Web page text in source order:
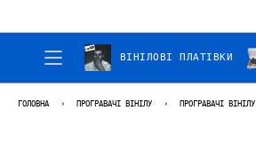
ВІНІЛОВІ ПЛАТІВКИ
ГОЛОВНА › ПРОГРАВАЧІ ВІНІЛУ › ПРОГРАВАЧІ ВІНІЛУ